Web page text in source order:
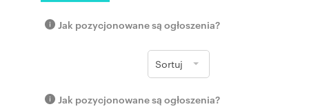
Jak pozycjonowane są ogłoszenia?
Sortuj
Jak pozycjonowane są ogłoszenia?